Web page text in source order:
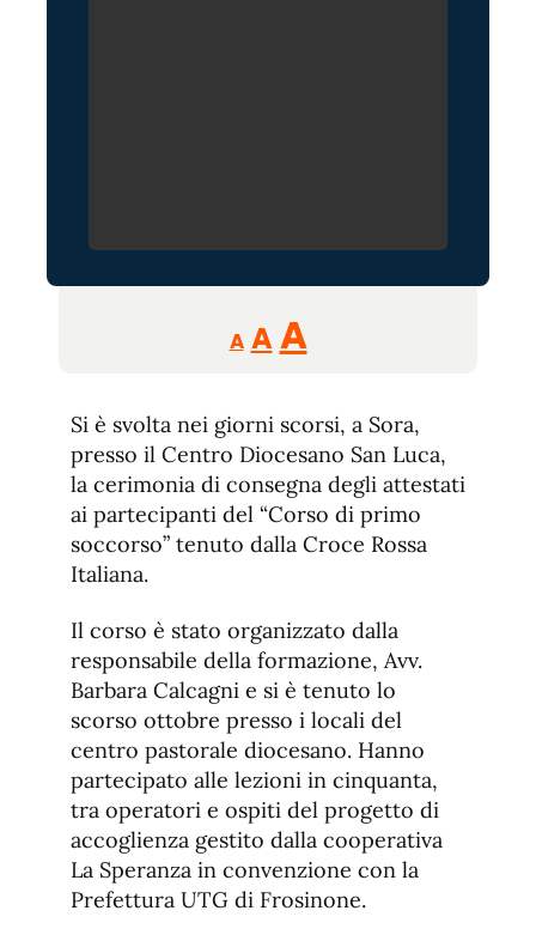
A
Reducir
tamaño
A Restablecer
de
fuente
AAumentar
de
fuente.
Si è svolta nei giorni scorsi, a Sora,
presso il Centro Diocesano San Luca,
la cerimonia di consegna degli attestati
ai partecipanti del “Corso di primo
soccorso” tenuto dalla Croce Rossa
Italiana.
Il corso è stato organizzato dalla
responsabile della formazione, Avv.
Barbara Calcagni e si è tenuto lo
scorso ottobre presso i locali del
centro pastorale diocesano. Hanno
partecipato alle lezioni in cinquanta,
tra operatori e ospiti del progetto di
accoglienza gestito dalla cooperativa
La Speranza in convenzione con la
Prefettura UTG di Frosinone.